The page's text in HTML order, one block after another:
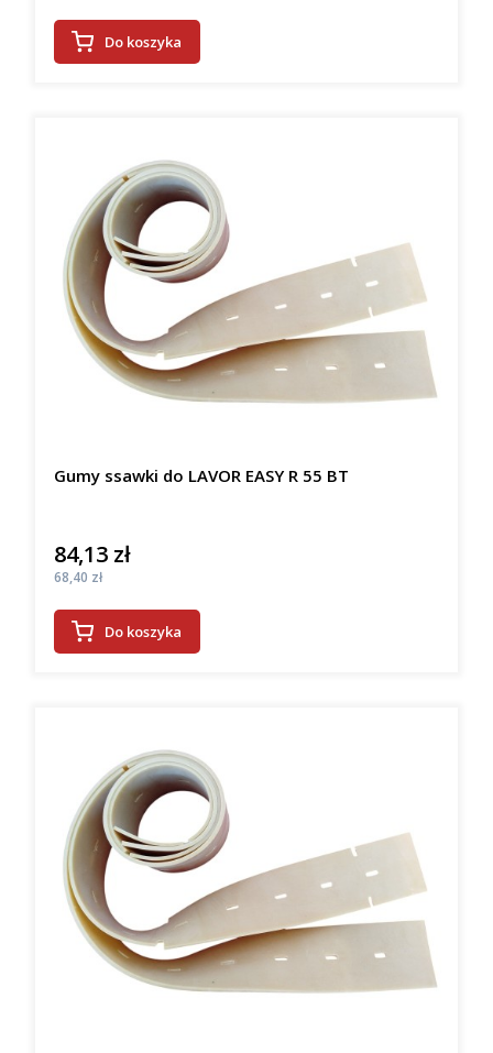
Do koszyka
Gumy ssawki do LAVOR EASY R 55 BT
Cena
84,13 zł
Cena
68,40 zł
Do koszyka